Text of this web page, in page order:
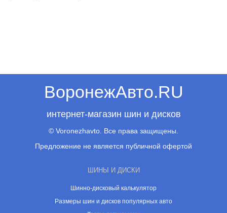
ВоронежАвто.RU
интернет-магазин шин и дисков
© Voronezhavto. Все права защищены.
Предложение не является публичной офертой
ШИНЫ И ДИСКИ
Шинно-дисковый калькулятор
Размеры шин и дисков популярных авто